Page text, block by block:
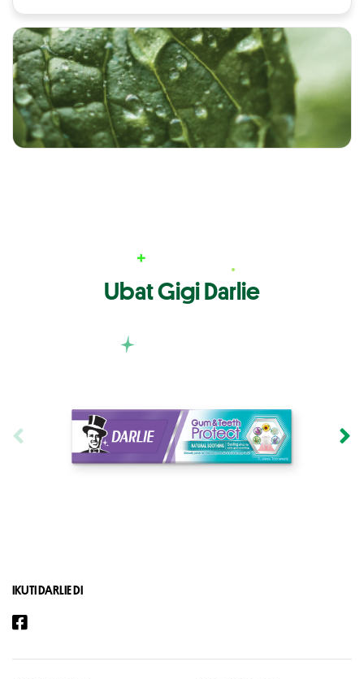
Ubat Gigi Darlie
IKUTI DARLIE DI